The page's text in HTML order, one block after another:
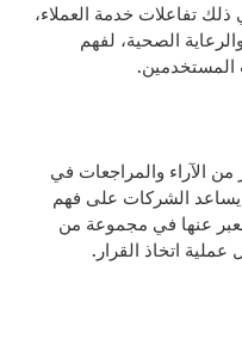
تفاعلات خدمة العملاء،
الصحية، لفهم
المستخدمين.
الآراء والمراجعات في
الشركات على فهم
عنها في مجموعة من
اتخاذ القرار.